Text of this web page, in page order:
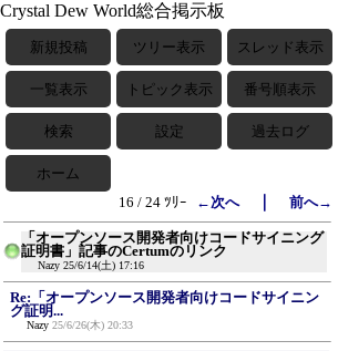
Crystal Dew World総合掲示板
新規投稿 ツリー表示 スレッド表示
一覧表示 トピック表示 番号順表示
検索 設定 過去ログ
ホーム
16 / 24 ﾂﾘｰ
←次へ｜ 前へ→
「オープンソース開発者向けコードサイニング
証明書」記事のCertumのリンク
Nazy 25/6/14(土) 17:16
Re:「オープンソース開発者向けコードサイニン
グ証明...
Nazy 25/6/26(木) 20:33